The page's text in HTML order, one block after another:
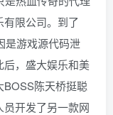
限公司。到了
是游戏源代码泄
后，盛大娱乐和美
陈天桥挺聪
开发了另一款网